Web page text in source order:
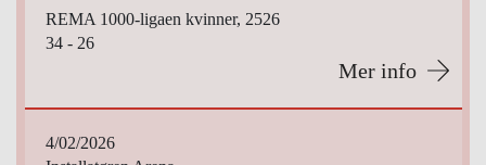
REMA 1000-ligaen kvinner, 2526
34 - 26
Mer info
4/02/2026